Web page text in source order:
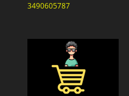
3490605787